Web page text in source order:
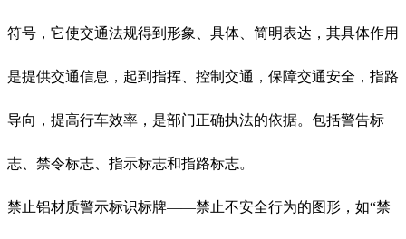
符号，它使交通法规得到形象、具体、简明表达，其具体作用
是提供交通信息，起到指挥、控制交通，保障交通安全，指路
导向，提高行车效率，是部门正确执法的依据。包括警告标
志、禁令标志、指示标志和指路标志。
禁止铝材质警示标识标牌——禁止不安全行为的图形，如“禁